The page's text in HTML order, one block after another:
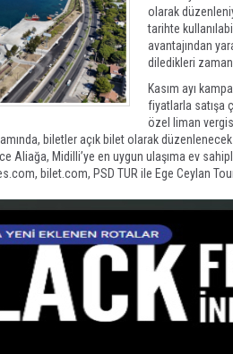
olarak
tarihte
avantajından
diledikleri
Kasım ayı
fiyatlarla satışa
özel liman
biletler açık bilet olarak
Aliağa, Midilli’ye en uygun ulaşıma ev
bilet.com, PSD TUR ile Ege Ceylan